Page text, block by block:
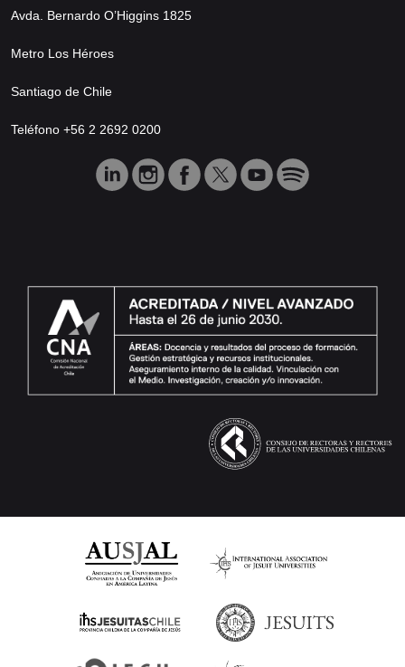
Avda. Bernardo O’Higgins 1825
Metro Los Héroes
Santiago de Chile
Teléfono +56 2 2692 0200